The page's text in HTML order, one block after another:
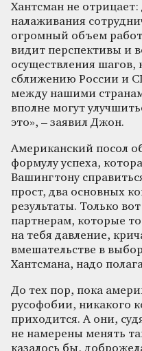
Хантсман не
налаживания
огромный объем
видит перспективы и
осуществления шагов,
сближению России и
между нашими
вполне могут
это», – заявил Джон.
Американский посол
формулу успеха,
Вашингтону
прост, два основных
результаты. Только
партнерам, которые
на тебя давление,
вмешательстве в
Хантсмана, надо
До тех пор, пока
русофобии, никакого
приходится. А они,
не намерены менять
казалось бы,